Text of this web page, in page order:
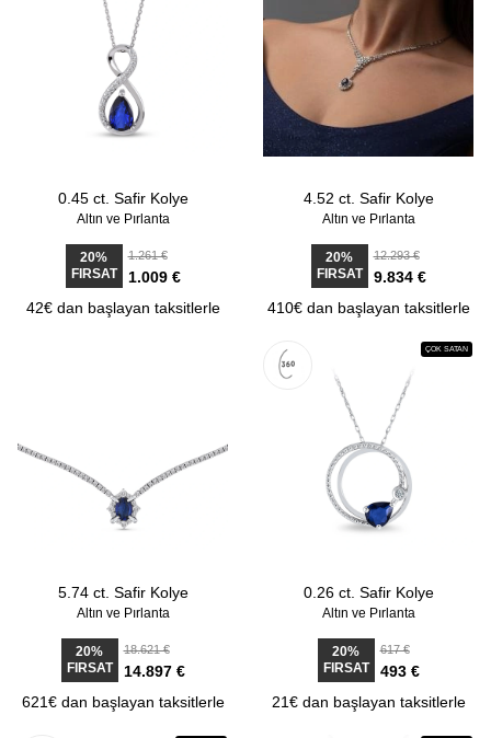
0.45 ct. Safir Kolye
Altın ve Pırlanta
20%
FIRSAT
1.261 €
1.009 €
42€ dan başlayan taksitlerle
4.52 ct. Safir Kolye
Altın ve Pırlanta
20%
FIRSAT
12.293 €
9.834 €
410€ dan başlayan taksitlerle
5.74 ct. Safir Kolye
Altın ve Pırlanta
20%
FIRSAT
18.621 €
14.897 €
621€ dan başlayan taksitlerle
ÇOK SATAN
0.26 ct. Safir Kolye
Altın ve Pırlanta
20%
FIRSAT
617 €
493 €
21€ dan başlayan taksitlerle